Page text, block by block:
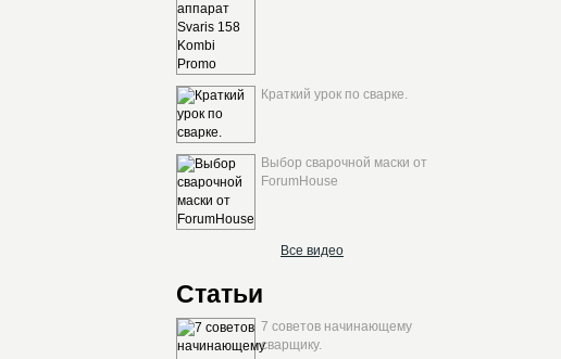
Краткий урок по сварке.
Выбор сварочной маски от
ForumHouse
Все видео
Статьи
7 советов начинающему
сварщику.